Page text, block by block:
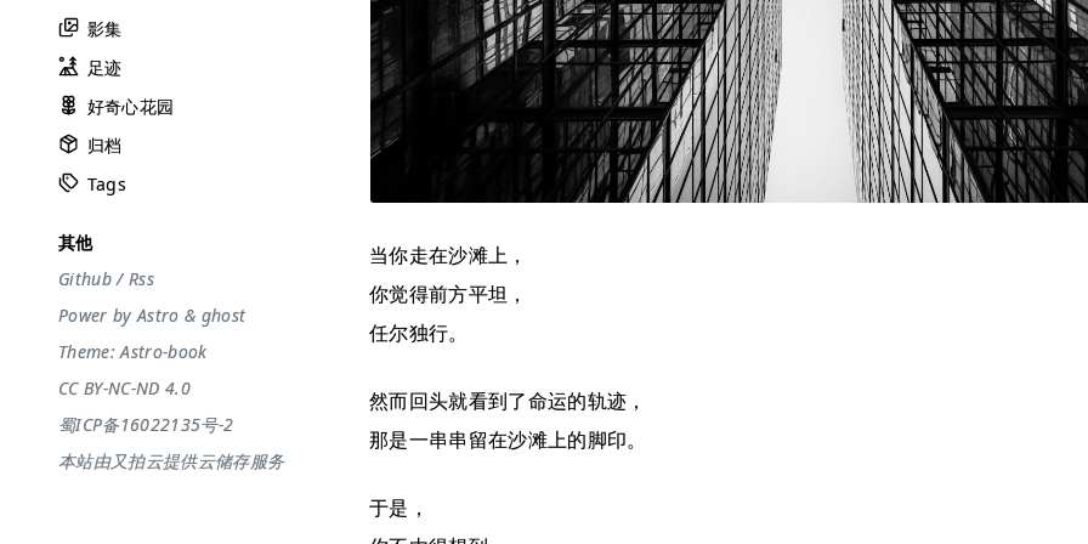
影集
足迹
好奇心花园
归档
Tags
其他
Github/ Rss
Power byAstro & ghost
Theme:Astro-book
CC BY-NC-ND 4.0
蜀ICP备16022135号-2
本站由又拍云提供云储存服务
当你走在沙滩上，
你觉得前方平坦，
任尔独行。
然而回头就看到了命运的轨迹，
那是一串串留在沙滩上的脚印。
于是，